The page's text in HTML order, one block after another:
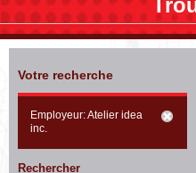
Votre recherche
Employeur: Atelier idea
inc.
Rechercher